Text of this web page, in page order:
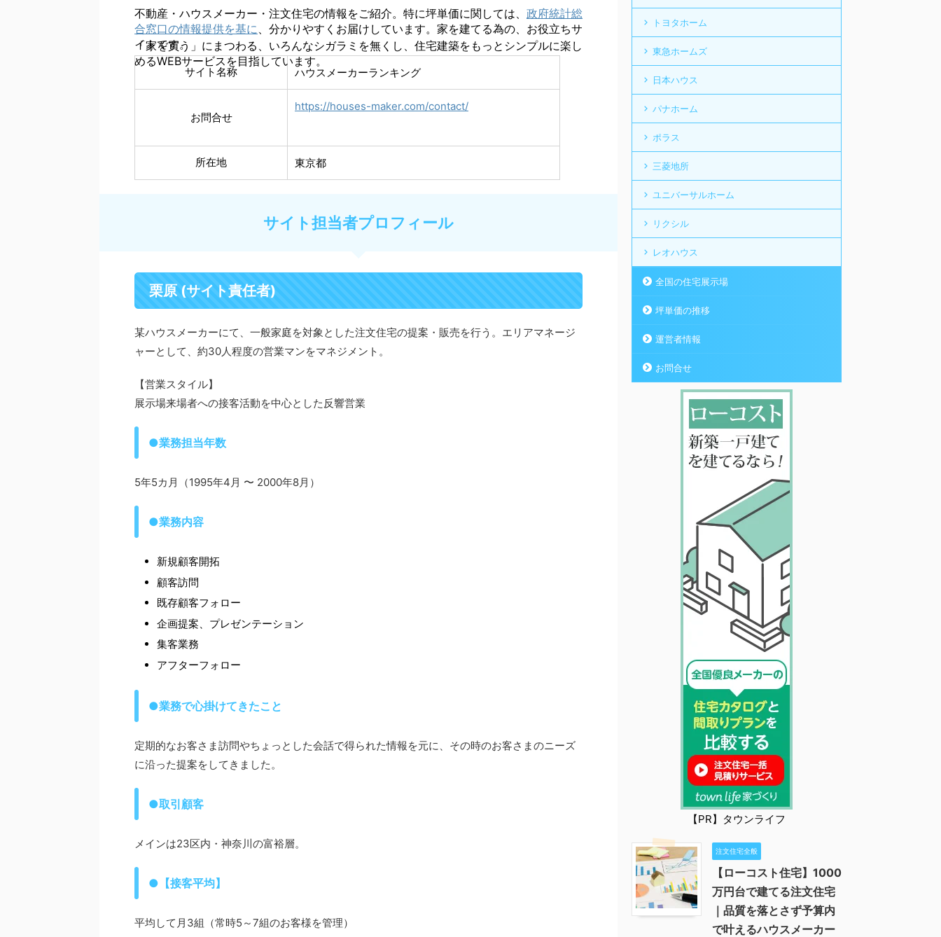
不動産・ハウスメーカー・注文住宅の情報をご紹介。特に坪単価に関しては、 政府統計総
合窓口の情報提供を基に 、分かりやすくお届けしています。家を建てる為の、お役立ちサ
イトです。
「家を買う」にまつわる、いろんなシガラミを無くし、住宅建築をもっとシンプルに楽し
めるWEBサービスを目指しています。
サイト名称 ハウスメーカーランキング
お問合せ
https://houses-maker.com/contact/
所在地 東京都
サイト担当者プロフィール
栗原 (サイト責任者)
某ハウスメーカーにて、一般家庭を対象とした注文住宅の提案・販売を行う。エリアマネージ
ャーとして、約30人程度の営業マンをマネジメント。
【営業スタイル】
展示場来場者への接客活動を中心とした反響営業
●業務担当年数
5年5カ月（1995年4月 〜 2000年8月）
●業務内容
新規顧客開拓
顧客訪問
既存顧客フォロー
企画提案、プレゼンテーション
集客業務
アフターフォロー
●業務で心掛けてきたこと
定期的なお客さま訪問やちょっとした会話で得られた情報を元に、その時のお客さまのニーズ
に沿った提案をしてきました。
●取引顧客
メインは23区内・神奈川の富裕層。
●【接客平均】
平均して月3組（常時5～7組のお客様を管理）
トヨタホーム
東急ホームズ
日本ハウス
パナホーム
ポラス
三菱地所
ユニバーサルホーム
リクシル
レオハウス
全国の住宅展示場
坪単価の推移
運営者情報
お問合せ
【PR】タウンライフ
注文住宅全般
【ローコスト住宅】1000
万円台で建てる注文住宅
｜品質を落とさず予算内
で叶えるハウスメーカー